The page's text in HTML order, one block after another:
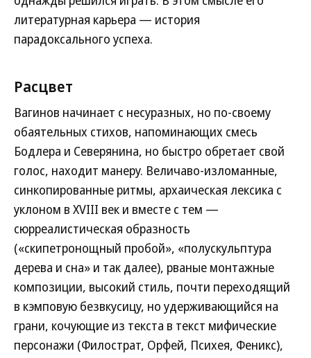
литературная карьера — история
парадоксального успеха.
Расцвет
Вагинов начинает с несуразных, но по-своему
обаятельных стихов, напоминающих смесь
Бодлера и Северянина, но быстро обретает свой
голос, находит манеру. Величаво-изломанные,
синкопированные ритмы, архаическая лексика с
уклоном в XVIII век и вместе с тем —
сюрреалистическая образность
(«скипетронощный пробой», «полускульптура
дерева и сна» и так далее), рваные монтажные
композиции, высокий стиль, почти переходящий
в кэмповую безвкусицу, но удерживающийся на
грани, кочующие из текста в текст мифические
персонажи (Филострат, Орфей, Психея, Феникс),